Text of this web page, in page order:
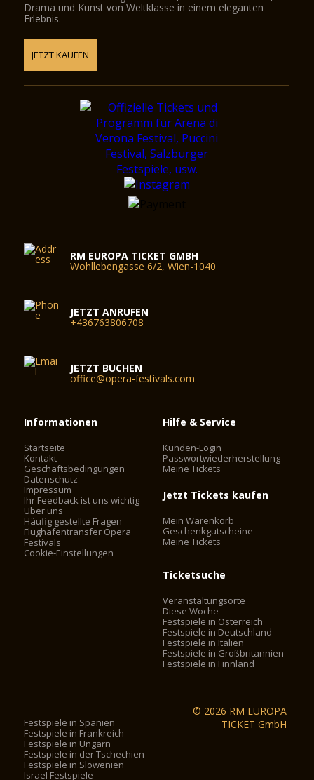
Drama und Kunst von Weltklasse in einem eleganten
Erlebnis.
JETZT KAUFEN
RM EUROPA TICKET GMBH
Wohllebengasse 6/2, Wien-1040
JETZT ANRUFEN
+436763806708
JETZT BUCHEN
office@opera-festivals.com
Informationen
Startseite
Kontakt
Geschäftsbedingungen
Datenschutz
Impressum
Ihr Feedback ist uns wichtig
Über uns
Häufig gestellte Fragen
Flughafentransfer Opera
Festivals
Cookie-Einstellungen
Hilfe & Service
Kunden-Login
Passwortwiederherstellung
Meine Tickets
Jetzt Tickets kaufen
Mein Warenkorb
Geschenkgutscheine
Meine Tickets
Ticketsuche
Veranstaltungsorte
Diese Woche
Festspiele in Österreich
Festspiele in Deutschland
Festspiele in Italien
Festspiele in Großbritannien
Festspiele in Finnland
Festspiele in Spanien
Festspiele in Frankreich
Festspiele in Ungarn
Festspiele in der Tschechien
Festspiele in Slowenien
Israel Festspiele
© 2026 RM EUROPA
TICKET GmbH